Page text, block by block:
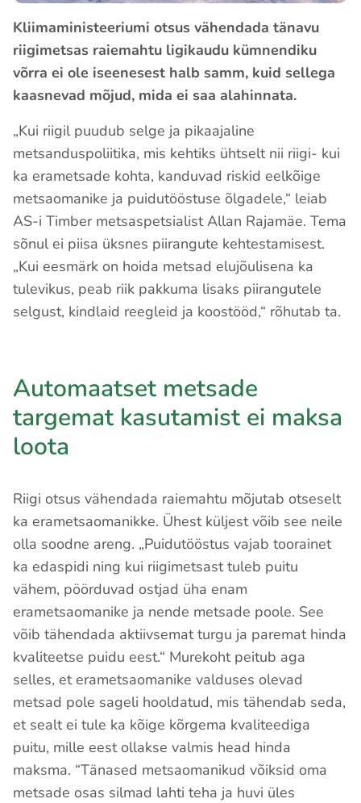
Kliimaministeeriumi otsus vähendada tänavu
riigimetsas raiemahtu ligikaudu kümnendiku
võrra ei ole iseenesest halb samm, kuid sellega
kaasnevad mõjud, mida ei saa alahinnata.
„Kui riigil puudub selge ja pikaajaline
metsanduspoliitika, mis kehtiks ühtselt nii riigi- kui
ka erametsade kohta, kanduvad riskid eelkõige
metsaomanike ja puidutööstuse õlgadele,“ leiab
AS-i Timber metsaspetsialist Allan Rajamäe. Tema
sõnul ei piisa üksnes piirangute kehtestamisest.
„Kui eesmärk on hoida metsad elujõulisena ka
tulevikus, peab riik pakkuma lisaks piirangutele
selgust, kindlaid reegleid ja koostööd,“ rõhutab ta.
Automaatset metsade
targemat kasutamist ei maksa
loota
Riigi otsus vähendada raiemahtu mõjutab otseselt
ka erametsaomanikke. Ühest küljest võib see neile
olla soodne areng. „Puidutööstus vajab toorainet
ka edaspidi ning kui riigimetsast tuleb puitu
vähem, pöörduvad ostjad üha enam
erametsaomanike ja nende metsade poole. See
võib tähendada aktiivsemat turgu ja paremat hinda
kvaliteetse puidu eest.“ Murekoht peitub aga
selles, et erametsaomanike valduses olevad
metsad pole sageli hooldatud, mis tähendab seda,
et sealt ei tule ka kõige kõrgema kvaliteediga
puitu, mille eest ollakse valmis head hinda
maksma. “Tänased metsaomanikud võiksid oma
metsade osas silmad lahti teha ja huvi üles